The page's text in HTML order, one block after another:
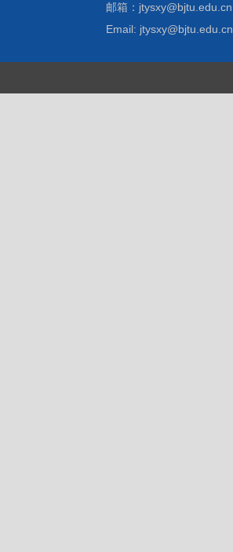
邮箱：jtysxy@bjtu.edu.cn
Email: jtysxy@bjtu.edu.cn